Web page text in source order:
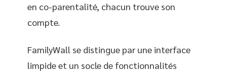
en co-parentalité, chacun trouve son
compte.
FamilyWall se distingue par une interface
limpide et un socle de fonctionnalités